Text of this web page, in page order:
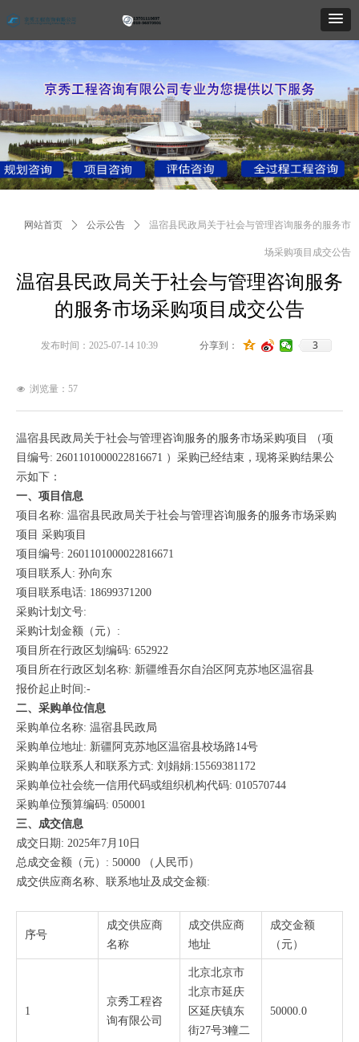
温宿县民政局关于社会与管理咨询服务
的服务市场采购项目成交公告
温宿县民政局关于社会与管理咨询服务的服务市场采购项目 （项
目编号: 2601101000022816671 ）采购已经结束，现将采购结果公
示如下：
一、项目信息
项目名称: 温宿县民政局关于社会与管理咨询服务的服务市场采购
项目 采购项目
项目编号: 2601101000022816671
项目联系人: 孙向东
项目联系电话: 18699371200
采购计划文号:
采购计划金额（元）:
项目所在行政区划编码: 652922
项目所在行政区划名称: 新疆维吾尔自治区阿克苏地区温宿县
报价起止时间:-
二、采购单位信息
采购单位名称: 温宿县民政局
采购单位地址: 新疆阿克苏地区温宿县校场路14号
采购单位联系人和联系方式: 刘娟娟:15569381172
采购单位社会统一信用代码或组织机构代码: 010570744
采购单位预算编码: 050001
三、成交信息
成交日期: 2025年7月10日
总成交金额（元）: 50000 （人民币）
成交供应商名称、联系地址及成交金额:
序号
成交供应商
名称
成交供应商
地址
成交金额
（元）
1
京秀工程咨
询有限公司
北京北京市
北京市延庆
区延庆镇东
街27号3幢二
50000.0
发布时间： 2025-07-14 10:39 分享到： 3
넶 浏览量： 57
网站首页 ꄲ 公示公告 ꄲ 温宿县民政局关于社会与管理咨询服务的服务市
场采购项目成交公告